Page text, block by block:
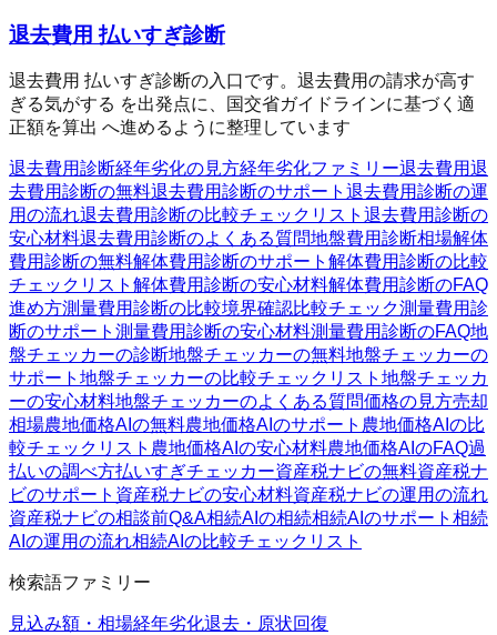
退去費用 払いすぎ診断
退去費用 払いすぎ診断の入口です。退去費用の請求が高す
ぎる気がする を出発点に、国交省ガイドラインに基づく適
正額を算出 へ進めるように整理しています
退去費用診断経年劣化の見方経年劣化ファミリー退去費用退
去費用診断の無料退去費用診断のサポート 退去費用診断の運
用の流れ退去費用診断の比較チェックリスト 退去費用診断の
安心材料退去費用診断のよくある質問地盤費用診断相場解体
費用診断の無料解体費用診断のサポート 解体費用診断の比較
チェックリスト 解体費用診断の安心材料解体費用診断のFAQ
進め方測量費用診断の比較境界確認比較チェック測量費用診
断のサポート 測量費用診断の安心材料測量費用診断のFAQ地
盤チェッカーの診断地盤チェッカーの無料地盤チェッカーの
サポート 地盤チェッカーの比較チェックリスト 地盤チェッカ
ーの安心材料地盤チェッカーのよくある質問価格の見方売却
相場農地価格AIの無料農地価格AIのサポート 農地価格AIの比
較チェックリスト 農地価格AIの安心材料農地価格AIのFAQ過
払いの調べ方払いすぎチェッカー資産税ナビの無料資産税ナ
ビのサポート 資産税ナビの安心材料資産税ナビの運用の流れ
資産税ナビの相談前Q&A相続AIの相続相続AIのサポート 相続
AIの運用の流れ相続AIの比較チェックリスト
検索語ファミリー
見込み額・相場経年劣化退去・原状回復